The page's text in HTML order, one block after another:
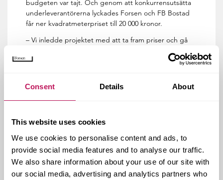
Consent Details About
This website uses cookies
We use cookies to personalise content and ads, to
provide social media features and to analyse our traffic.
We also share information about your use of our site with
our social media, advertising and analytics partners who
budgeten var tajt. Och genom att konkurrensutsätta
underleverantörerna lyckades Forsen och FB Bostad
får ner kvadratmeterpriset till 20 000 kronor.
– Vi inledde projektet med att ta fram priser och gå
överens med FB Bostad fortsatte vi sedan med alla
Under byggnationen hade Forsen en
produktionsledare på plats. Forsens projektgrupp
arbetsmiljöarbete och koordineringen av alla
med målet att första inflyttning skulle ske i juni 2018.
Men eftersom arbetet flöt på bra beslutade FB
Bostad och Forsen att tidigarelägga tidplanen ett
halvår.